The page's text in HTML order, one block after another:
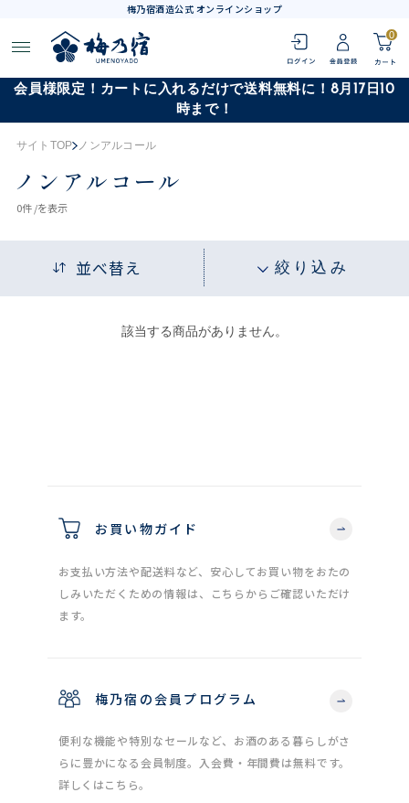
梅乃宿酒造公式 オンラインショップ
0
会員様限定！カートに入れるだけで送料無料に！8月17日10
時まで！
サイトTOP ノンアルコール
ノンアルコール
0件 /を表示
並べ替え 絞り込み
該当する商品がありません。
お買い物ガイド
お支払い方法や配送料など、安心してお買い物をおたの
しみいただくための情報は、こちらからご確認いただけ
ます。
梅乃宿の会員プログラム
便利な機能や特別なセールなど、お酒のある暮らしがさ
らに豊かになる会員制度。入会費・年間費は無料です。
詳しくはこちら。